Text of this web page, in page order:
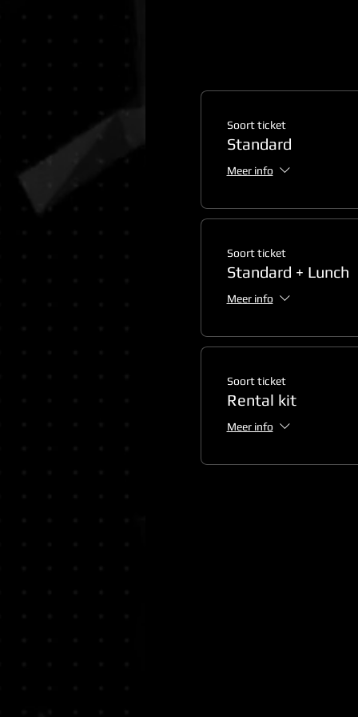
Soort ticket
Standard
Meer info
Soort ticket
Standard + Lunch
Meer info
Soort ticket
Rental kit
Meer info